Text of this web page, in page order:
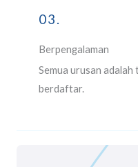
03.
Berpengalaman
Semua urusan adalah
berdaftar.